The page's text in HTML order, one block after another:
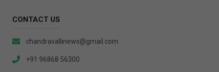
CONTACT US
chandravallinews@gmail.com
+91 96868 56300